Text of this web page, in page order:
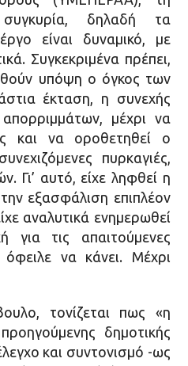
δηλαδή τα
είναι δυναμικό, με
Συγκεκριμένα πρέπει,
υπόψη ο όγκος των
έκταση, η συνεχής
μέχρι να
και να οροθετηθεί ο
πυρκαγιές,
Γι’ αυτό, είχε ληφθεί η
εξασφάλιση επιπλέον
αναλυτικά ενημερωθεί
για τις απαιτούμενες
όφειλε να κάνει. Μέχρι
τονίζεται πως «η
δημοτικής
και συντονισμό -ως